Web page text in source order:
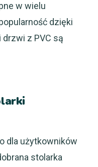
w wielu
dzięki
z PVC są
dla użytkowników
stolarka